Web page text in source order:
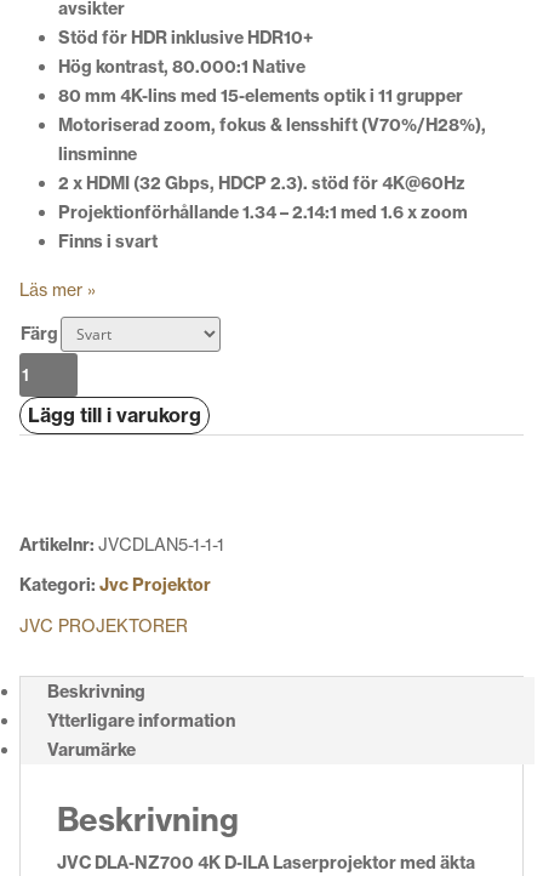
avsikter
Stöd för HDR inklusive HDR10+
Hög kontrast, 80.000:1 Native
80 mm 4K-lins med 15-elements optik i 11 grupper
Motoriserad zoom, fokus & lensshift (V70%/H28%),
linsminne
2 x HDMI (32 Gbps, HDCP 2.3). stöd för 4K@60Hz
Projektionförhållande 1.34 – 2.14:1 med 1.6 x zoom
Finns i svart
Läs mer »
Färg
JVC
DLA-
NZ700
Laserprojektor
Lägg till i varukorg
Artikelnr: JVCDLAN5-1-1-1
Kategori: Jvc Projektor
JVC PROJEKTORER
Beskrivning
Ytterligare information
Varumärke
Beskrivning
JVC DLA-NZ700 4K D-ILA Laserprojektormed äkta